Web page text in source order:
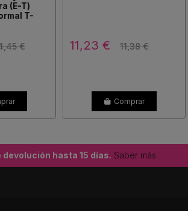
(E-T)
T-
€ 11,23 € 11,38 €
Comprar
devolución hasta 15 días. Saber más